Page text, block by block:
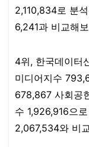
2,110,834로 분
6,241과 비교해
4위, 한국데이터
미디어지수
678,867 사회공
수 1,926,916으
2,067,534와 비